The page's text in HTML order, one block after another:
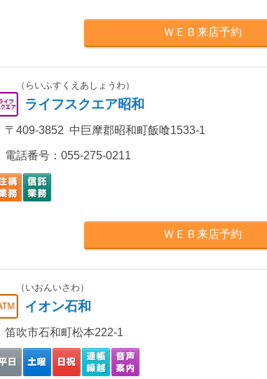
ＷＥＢ来店予約
（らいふすくえあしょうわ）
ライフスクエア昭和
〒409-3852 中巨摩郡昭和町飯喰1533-1
電話番号： 055-275-0211
ＷＥＢ来店予約
（いおんいさわ）
イオン石和
笛吹市石和町松本222-1